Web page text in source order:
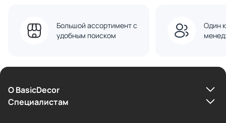
Большой ассортимент с
удобным поиском
Один
О BasicDecor
Cпециалистам